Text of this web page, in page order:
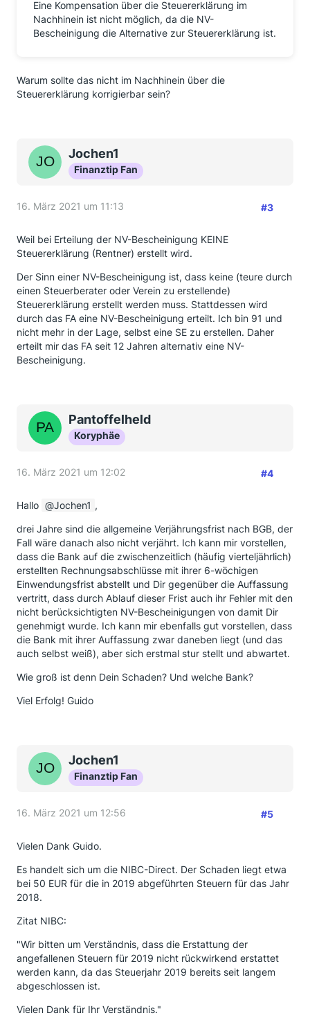
Eine Kompensation über die Steuererklärung im
Nachhinein ist nicht möglich, da die NV-
Bescheinigung die Alternative zur Steuererklärung ist.
Warum sollte das nicht im Nachhinein über die
Steuererklärung korrigierbar sein?
Jochen1
Finanztip Fan
16. März 2021 um 11:13 #3
Weil bei Erteilung der NV-Bescheinigung KEINE
Steuererklärung (Rentner) erstellt wird.
Der Sinn einer NV-Bescheinigung ist, dass keine (teure durch
einen Steuerberater oder Verein zu erstellende)
Steuererklärung erstellt werden muss. Stattdessen wird
durch das FA eine NV-Bescheinigung erteilt. Ich bin 91 und
nicht mehr in der Lage, selbst eine SE zu erstellen. Daher
erteilt mir das FA seit 12 Jahren alternativ eine NV-
Bescheinigung.
Pantoffelheld
Koryphäe
16. März 2021 um 12:02 #4
Hallo Jochen1 ,
drei Jahre sind die allgemeine Verjährungsfrist nach BGB, der
Fall wäre danach also nicht verjährt. Ich kann mir vorstellen,
dass die Bank auf die zwischenzeitlich (häufig vierteljährlich)
erstellten Rechnungsabschlüsse mit ihrer 6-wöchigen
Einwendungsfrist abstellt und Dir gegenüber die Auffassung
vertritt, dass durch Ablauf dieser Frist auch ihr Fehler mit den
nicht berücksichtigten NV-Bescheinigungen von damit Dir
genehmigt wurde. Ich kann mir ebenfalls gut vorstellen, dass
die Bank mit ihrer Auffassung zwar daneben liegt (und das
auch selbst weiß), aber sich erstmal stur stellt und abwartet.
Wie groß ist denn Dein Schaden? Und welche Bank?
Viel Erfolg! Guido
Jochen1
Finanztip Fan
16. März 2021 um 12:56 #5
Vielen Dank Guido.
Es handelt sich um die NIBC-Direct. Der Schaden liegt etwa
bei 50 EUR für die in 2019 abgeführten Steuern für das Jahr
2018.
Zitat NIBC:
"Wir bitten um Verständnis, dass die Erstattung der
angefallenen Steuern für 2019 nicht rückwirkend erstattet
werden kann, da das Steuerjahr 2019 bereits seit langem
abgeschlossen ist.
Vielen Dank für Ihr Verständnis."